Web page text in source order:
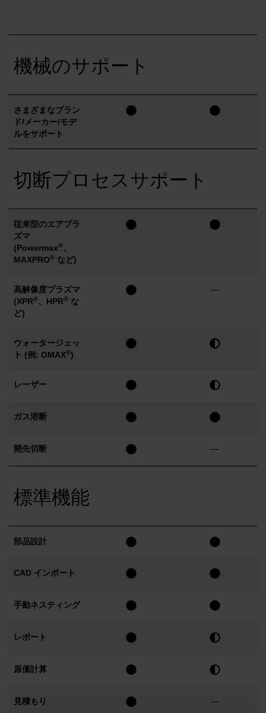
購入情報
機械のサポート
さまざまなブラン
ド/メーカー/モデ
ルをサポート
切断プロセスサポート
従来型のエアプラ
ズマ
(Powermax®、
MAXPRO® など)
高解像度プラズマ
(XPR®、HPR® な
ど)
—
ウォータージェッ
ト (例: OMAX®)
レーザー
ガス溶断
開先切断 —
標準機能
部品設計
CAD インポート
手動ネスティング
レポート
原価計算
見積もり —